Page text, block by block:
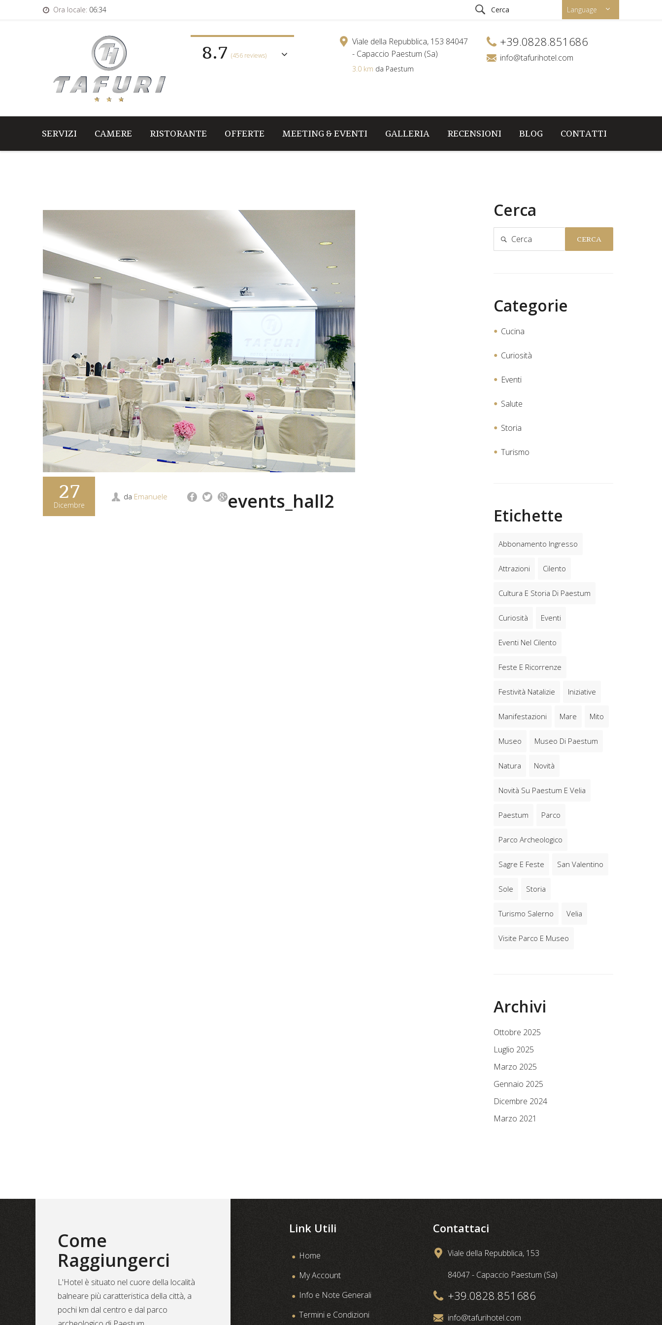
Ora locale: 06:34 Language
8.7 (456 reviews)
Viale della Repubblica, 153 84047
- Capaccio Paestum (Sa)
3.0 km da Paestum
+39.0828.851686
info@tafurihotel.com
SERVIZI CAMERE RISTORANTE OFFERTE MEETING & EVENTI GALLERIA RECENSIONI BLOG CONTATTI
27
Dicembre
da Emanuele events_hall2
Cerca
CERCA
Categorie
Cucina
Curiosità
Eventi
Salute
Storia
Turismo
Etichette
Abbonamento Ingresso
Attrazioni Cilento
Cultura E Storia Di Paestum
Curiosità Eventi
Eventi Nel Cilento
Feste E Ricorrenze
Festività Natalizie Iniziative
Manifestazioni Mare Mito
Museo Museo Di Paestum
Natura Novità
Novità Su Paestum E Velia
Paestum Parco
Parco Archeologico
Sagre E Feste San Valentino
Sole Storia
Turismo Salerno Velia
Visite Parco E Museo
Archivi
Ottobre 2025
Luglio 2025
Marzo 2025
Gennaio 2025
Dicembre 2024
Marzo 2021
Come
Raggiungerci
L'Hotel è situato nel cuore della località
balneare più caratteristica della città, a
pochi km dal centro e dal parco
Link Utili
Home
My Account
Info e Note Generali
Termini e Condizioni
Contattaci
Viale della Repubblica, 153
84047 - Capaccio Paestum (Sa)
+39.0828.851686
info@tafurihotel.com